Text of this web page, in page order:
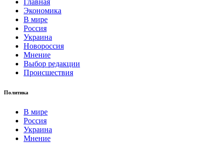
Экономика
В мире
Россия
Украина
Новороссия
Мнение
Выбор редакции
Происшествия
Политика
В мире
Россия
Украина
Мнение